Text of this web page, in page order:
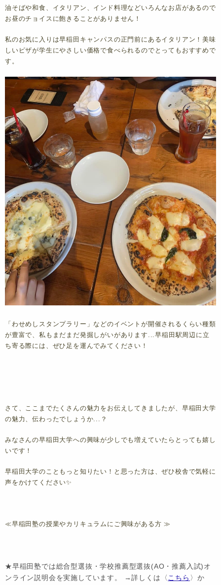
油そばや和食、イタリアン、インド料理などいろんなお店があるので
お昼のチョイスに飽きることがありません！
私のお気に入りは早稲田キャンパスの正門前にあるイタリアン！美味
しいピザが学生にやさしい価格で食べられるのでとってもおすすめで
す。
「わせめしスタンプラリー」などのイベントが開催されるくらい種類
が豊富で、私もまだまだ発掘しがいがあります...早稲田駅周辺に立
ち寄る際には、ぜひ足を運んでみてください！
さて、ここまでたくさんの魅力をお伝えしてきましたが、早稲田大学
の魅力、伝わったでしょうか...？
みなさんの早稲田大学への興味が少しでも増えていたらとっても嬉し
いです！
早稲田大学のこともっと知りたい！と思った方は、ぜひ校舎で気軽に
声をかけてください✨
≪早稲田塾の授業やカリキュラムにご興味がある方 ≫
★早稲田塾では総合型選抜・学校推薦型選抜(AO・推薦入試)オ
ンライン説明会を実施しています。 →詳しくは〈 こちら 〉か